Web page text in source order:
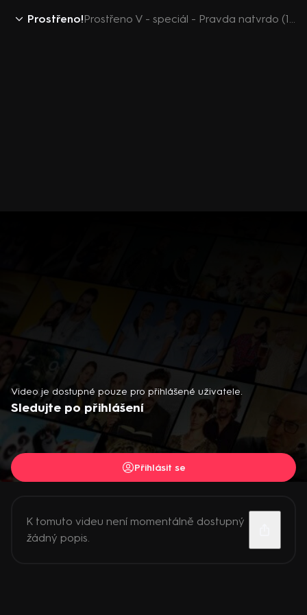
Prostřeno! Prostřeno V - speciál - Pravda natvrdo (16. týden)
Video je dostupné pouze pro přihlášené uživatele.
Sledujte po přihlášení
Přihlásit se
K tomuto videu není momentálně dostupný
žádný popis.